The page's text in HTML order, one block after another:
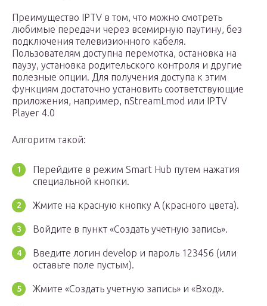
Преимущество IPTV в том, что можно смотреть
любимые передачи через всемирную паутину, без
подключения телевизионного кабеля.
Пользователям доступна перемотка, остановка на
паузу, установка родительского контроля и другие
полезные опции. Для получения доступа к этим
функциям достаточно установить соответствующие
приложения, например, nStreamLmod или IPTV
Player 4.0
Алгоритм такой:
Перейдите в режим Smart Hub путем нажатия
специальной кнопки.
Жмите на красную кнопку А (красного цвета).
Войдите в пункт «Создать учетную запись».
Введите логин develop и пароль 123456 (или
оставьте поле пустым).
Жмите «Создать учетную запись» и «Вход».